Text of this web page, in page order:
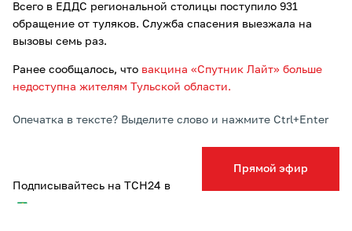
Прямой эфир
Всего в ЕДДС региональной столицы поступило 931
обращение от туляков. Служба спасения выезжала на
вызовы семь раз.
Ранее сообщалось, что вакцина «Спутник Лайт» больше
недоступна жителям Тульской области.
Опечатка в тексте? Выделите слово и нажмите Ctrl+Enter
Подписывайтесь на ТСН24 в